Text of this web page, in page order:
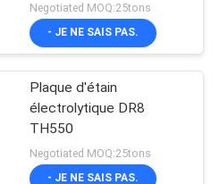
Negotiated MOQ:25tons
- JE NE SAIS PAS.
Plaque d'étain
électrolytique DR8
TH550
Negotiated MOQ:25tons
- JE NE SAIS PAS.